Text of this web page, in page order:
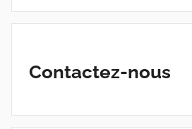
Contactez-nous